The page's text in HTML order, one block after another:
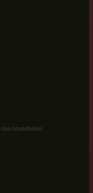
las novedades